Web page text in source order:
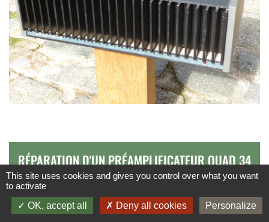
RÉPARATION D'UN PRÉAMPLIFICATEUR QUAD 34
This site uses cookies and gives you control over what you want
to activate
OK, accept all
Deny all cookies Personalize